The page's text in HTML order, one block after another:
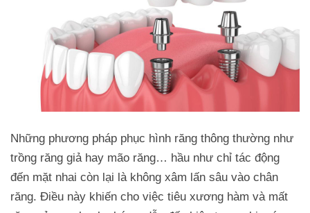
Những phương pháp phục hình răng thông thường như
trồng răng giả hay mão răng… hầu như chỉ tác động
đến mặt nhai còn lại là không xâm lấn sâu vào chân
răng. Điều này khiến cho việc tiêu xương hàm và mất